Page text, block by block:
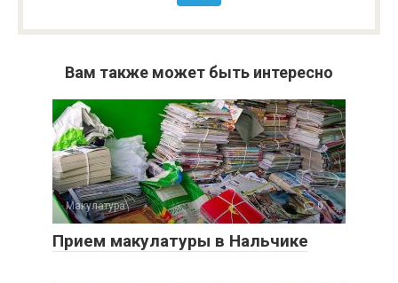
Вам также может быть интересно
Макулатура 0
Прием макулатуры в Нальчике